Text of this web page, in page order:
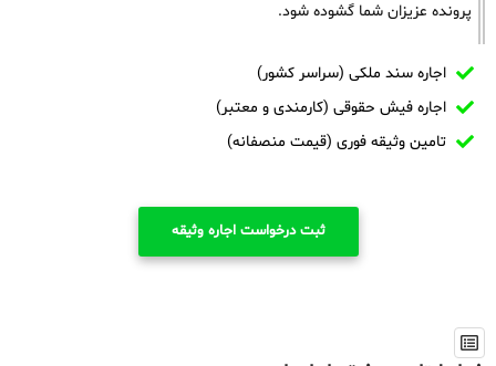
پرونده عزیزان شما گشوده شود.
اجاره سند ملکی (سراسر کشور)
اجاره فیش حقوقی (کارمندی و معتبر)
تامین وثیقه فوری (قیمت منصفانه)
ثبت درخواست اجاره وثیقه